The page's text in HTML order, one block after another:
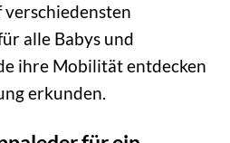
verschiedensten
alle Babys und
ihre Mobilität entdecken
erkunden.